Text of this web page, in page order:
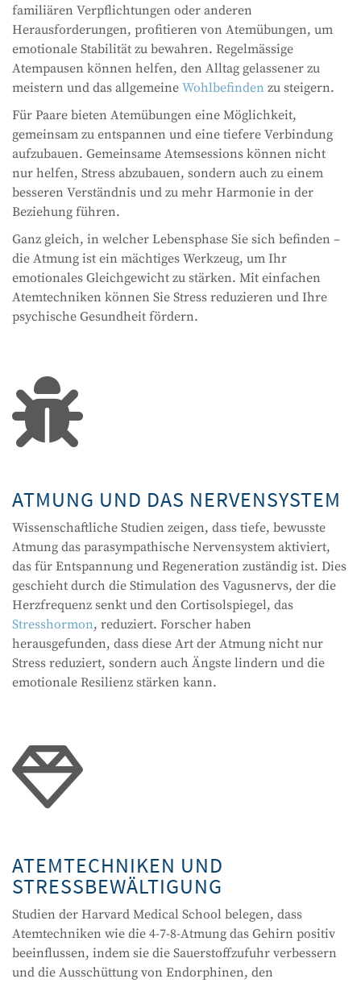
familiären Verpflichtungen oder anderen
Herausforderungen, profitieren von Atemübungen, um
emotionale Stabilität zu bewahren. Regelmässige
Atempausen können helfen, den Alltag gelassener zu
meistern und das allgemeine Wohlbefinden zu steigern.
Für Paare bieten Atemübungen eine Möglichkeit,
gemeinsam zu entspannen und eine tiefere Verbindung
aufzubauen. Gemeinsame Atemsessions können nicht
nur helfen, Stress abzubauen, sondern auch zu einem
besseren Verständnis und zu mehr Harmonie in der
Beziehung führen.
Ganz gleich, in welcher Lebensphase Sie sich befinden –
die Atmung ist ein mächtiges Werkzeug, um Ihr
emotionales Gleichgewicht zu stärken. Mit einfachen
Atemtechniken können Sie Stress reduzieren und Ihre
psychische Gesundheit fördern.

ATMUNG UND DAS NERVENSYSTEM
Wissenschaftliche Studien zeigen, dass tiefe, bewusste
Atmung das parasympathische Nervensystem aktiviert,
das für Entspannung und Regeneration zuständig ist. Dies
geschieht durch die Stimulation des Vagusnervs, der die
Herzfrequenz senkt und den Cortisolspiegel, das
Stresshormon, reduziert. Forscher haben
herausgefunden, dass diese Art der Atmung nicht nur
Stress reduziert, sondern auch Ängste lindern und die
emotionale Resilienz stärken kann.

ATEMTECHNIKEN UND
STRESSBEWÄLTIGUNG
Studien der Harvard Medical School belegen, dass
Atemtechniken wie die 4-7-8-Atmung das Gehirn positiv
beeinflussen, indem sie die Sauerstoffzufuhr verbessern
und die Ausschüttung von Endorphinen, den